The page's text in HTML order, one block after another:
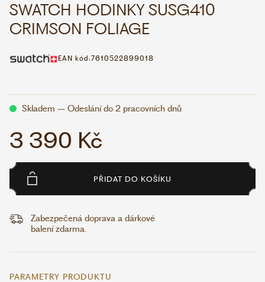
SWATCH HODINKY SUSG410
CRIMSON FOLIAGE
EAN kód:7610522899018
Skladem – Odeslání do 2 pracovních dnů
3 390 Kč
PŘIDAT DO KOŠÍKU
Zabezpečená doprava a dárkové
balení zdarma.
PARAMETRY PRODUKTU